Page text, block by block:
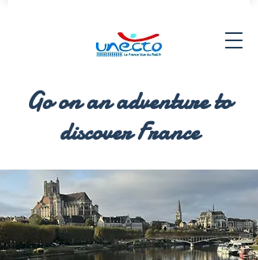
Go on an adventure to
discover France